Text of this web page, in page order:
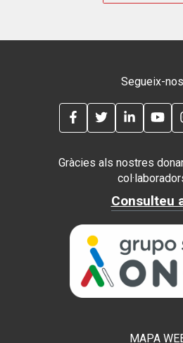
Segueix-
FACEBOOKTWITTER
Gràcies als nostres
Consulteu
MAPA